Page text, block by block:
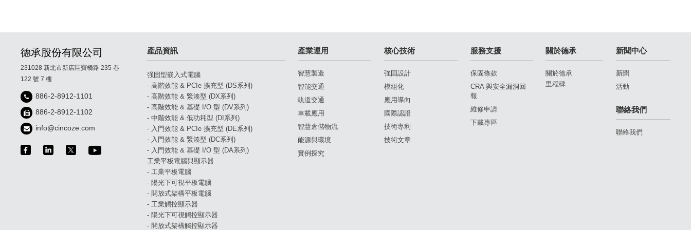
德承股份有限公司
231028 新北市新店區寶橋路 235 巷
122 號 7 樓
886-2-8912-1101
886-2-8912-1102
info@cincoze.com
產品資訊
强固型嵌入式電腦
- 高階效能 & PCIe 擴充型 (DS系列)
- 高階效能 & 緊湊型 (DX系列)
- 高階效能 & 基礎 I/O 型 (DV系列)
- 中階效能 & 低功耗型 (DI系列)
- 入門效能 & PCIe 擴充型 (DE系列)
- 入門效能 & 緊湊型 (DC系列)
- 入門效能 & 基礎 I/O 型 (DA系列)
工業平板電腦與顯示器
- 工業平板電腦
- 陽光下可視平板電腦
- 開放式架構平板電腦
- 工業觸控顯示器
- 陽光下可視觸控顯示器
- 開放式架構觸控顯示器
產業運用
智慧製造
智能交通
軌道交通
車載應用
智慧倉儲物流
能源與環境
實例探究
核心技術
強固設計
模組化
應用導向
國際認證
技術專利
技術文章
服務支援
保固條款
CRA 與安全漏洞回
報
維修申請
下載專區
關於德承
關於德承
里程碑
新聞中心
新聞
活動
聯絡我們
聯絡我們